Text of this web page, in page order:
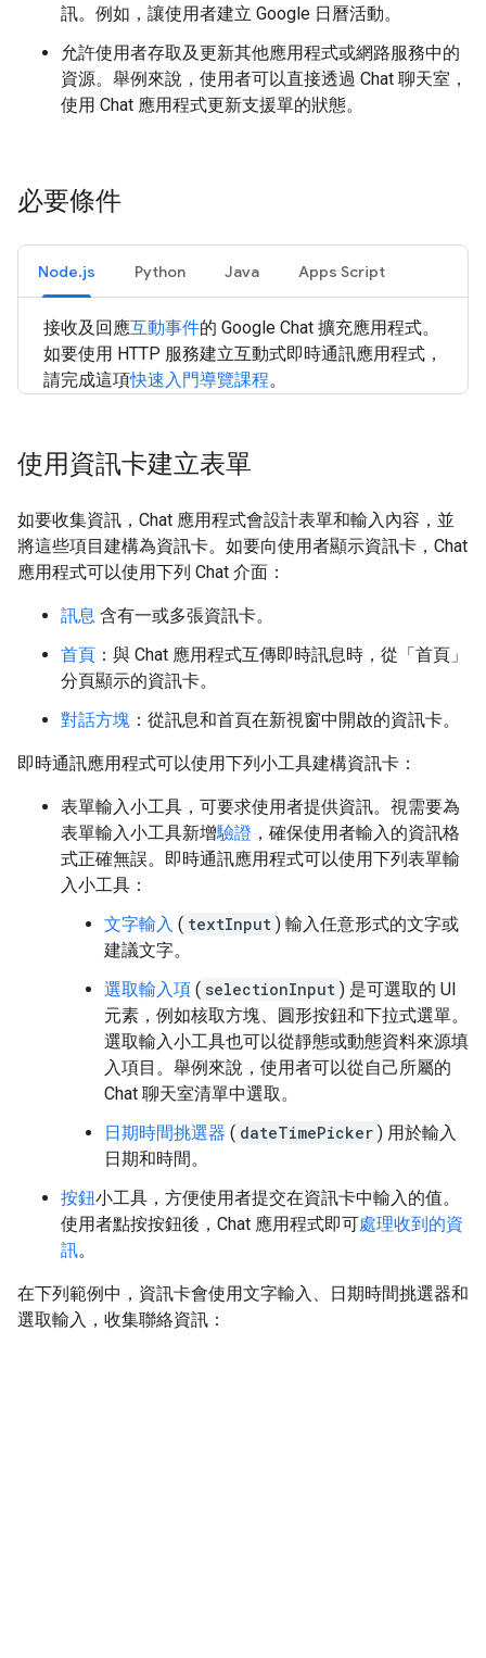
訊。例如，讓使用者建立 Google 日曆活動。
允許使用者存取及更新其他應用程式或網路服務中的
資源。舉例來說，使用者可以直接透過 Chat 聊天室，
使用 Chat 應用程式更新支援單的狀態。
必要條件
Node.js Python Java Apps Script
接收及回應互動事件的 Google Chat 擴充應用程式。
如要使用 HTTP 服務建立互動式即時通訊應用程式，
請完成這項快速入門導覽課程。
使用資訊卡建立表單
如要收集資訊，Chat 應用程式會設計表單和輸入內容，並
將這些項目建構為資訊卡。如要向使用者顯示資訊卡，Chat
應用程式可以使用下列 Chat 介面：
訊息 含有一或多張資訊卡。
首頁 ：與 Chat 應用程式互傳即時訊息時，從「首頁」
分頁顯示的資訊卡。
對話方塊 ：從訊息和首頁在新視窗中開啟的資訊卡。
即時通訊應用程式可以使用下列小工具建構資訊卡：
表單輸入小工具，可要求使用者提供資訊。視需要為
表單輸入小工具新增驗證 ，確保使用者輸入的資訊格
式正確無誤。即時通訊應用程式可以使用下列表單輸
入小工具：
文字輸入 ( textInput ) 輸入任意形式的文字或
建議文字。
選取輸入項 ( selectionInput ) 是可選取的 UI
元素，例如核取方塊、圓形按鈕和下拉式選單。
選取輸入小工具也可以從靜態或動態資料來源填
入項目。舉例來說，使用者可以從自己所屬的
Chat 聊天室清單中選取。
日期時間挑選器 ( dateTimePicker ) 用於輸入
日期和時間。
按鈕小工具，方便使用者提交在資訊卡中輸入的值。
使用者點按按鈕後，Chat 應用程式即可處理收到的資
訊。
在下列範例中，資訊卡會使用文字輸入、日期時間挑選器和
選取輸入，收集聯絡資訊：